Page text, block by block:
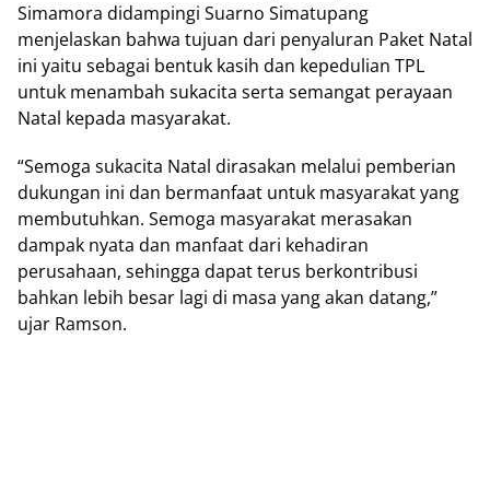
Simamora didampingi Suarno Simatupang
menjelaskan bahwa tujuan dari penyaluran Paket Natal
ini yaitu sebagai bentuk kasih dan kepedulian TPL
untuk menambah sukacita serta semangat perayaan
Natal kepada masyarakat.
“Semoga sukacita Natal dirasakan melalui pemberian
dukungan ini dan bermanfaat untuk masyarakat yang
membutuhkan. Semoga masyarakat merasakan
dampak nyata dan manfaat dari kehadiran
perusahaan, sehingga dapat terus berkontribusi
bahkan lebih besar lagi di masa yang akan datang,”
ujar Ramson.